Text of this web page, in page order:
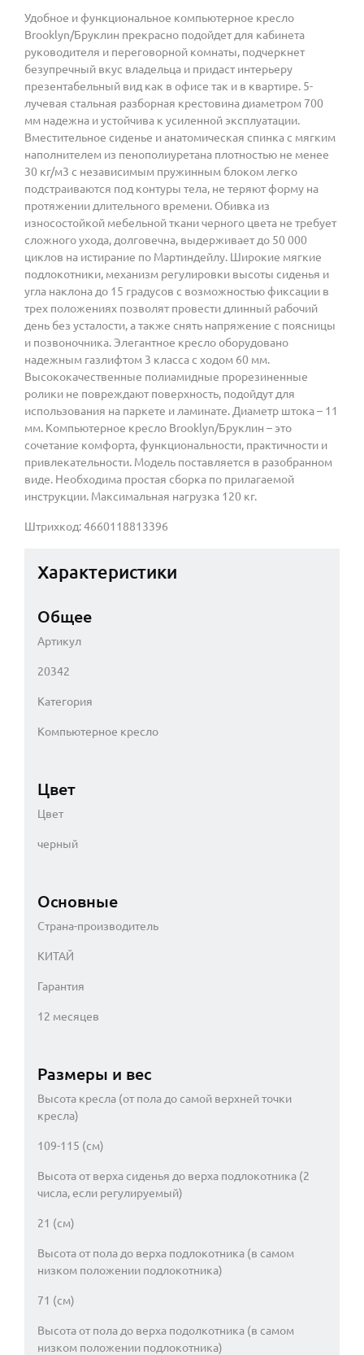
Удобное и функциональное компьютерное кресло
Brooklyn/Бруклин прекрасно подойдет для кабинета
руководителя и переговорной комнаты, подчеркнет
безупречный вкус владельца и придаст интерьеру
презентабельный вид как в офисе так и в квартире. 5-
лучевая стальная разборная крестовина диаметром 700
мм надежна и устойчива к усиленной эксплуатации.
Вместительное сиденье и анатомическая спинка с мягким
наполнителем из пенополиуретана плотностью не менее
30 кг/м3 с независимым пружинным блоком легко
подстраиваются под контуры тела, не теряют форму на
протяжении длительного времени. Обивка из
износостойкой мебельной ткани черного цвета не требует
сложного ухода, долговечна, выдерживает до 50 000
циклов на истирание по Мартиндейлу. Широкие мягкие
подлокотники, механизм регулировки высоты сиденья и
угла наклона до 15 градусов с возможностью фиксации в
трех положениях позволят провести длинный рабочий
день без усталости, а также снять напряжение с поясницы
и позвоночника. Элегантное кресло оборудовано
надежным газлифтом 3 класса с ходом 60 мм.
Высококачественные полиамидные прорезиненные
ролики не повреждают поверхность, подойдут для
использования на паркете и ламинате. Диаметр штока – 11
мм. Компьютерное кресло Brooklyn/Бруклин – это
сочетание комфорта, функциональности, практичности и
привлекательности. Модель поставляется в разобранном
виде. Необходима простая сборка по прилагаемой
инструкции. Максимальная нагрузка 120 кг.
Штрихкод: 4660118813396
Характеристики
Общее
Артикул
20342
Категория
Компьютерное кресло
Цвет
Цвет
черный
Основные
Страна-производитель
КИТАЙ
Гарантия
12 месяцев
Размеры и вес
Высота кресла (от пола до самой верхней точки
кресла)
109-115 (см)
Высота от верха сиденья до верха подлокотника (2
числа, если регулируемый)
21 (см)
Высота от пола до верха подлокотника (в самом
низком положении подлокотника)
71 (см)
Высота от пола до верха подолкотника (в самом
низком положении подлокотника)